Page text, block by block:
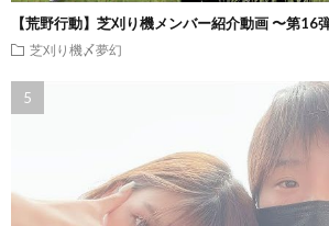
【荒野行動】芝刈り機メンバー紹介動画 〜第16
芝刈り機〆夢幻